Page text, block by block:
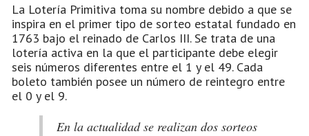
La Lotería Primitiva toma su nombre debido a que se
inspira en el primer tipo de sorteo estatal fundado en
1763 bajo el reinado de Carlos III. Se trata de una
lotería activa en la que el participante debe elegir
seis números diferentes entre el 1 y el 49. Cada
boleto también posee un número de reintegro entre
el 0 y el 9.
En la actualidad se realizan dos sorteos